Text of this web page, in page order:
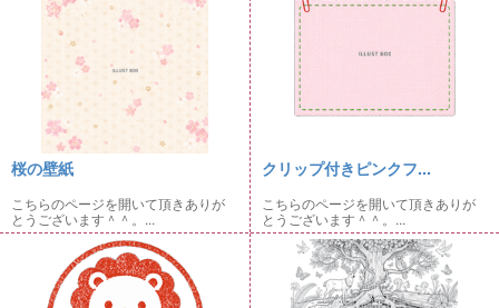
桜の壁紙
こちらのページを開いて頂きありが
とうございます＾＾。...
クリップ付きピンクフ...
こちらのページを開いて頂きありが
とうございます＾＾。...